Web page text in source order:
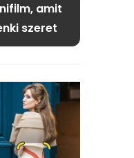
amit
szeret